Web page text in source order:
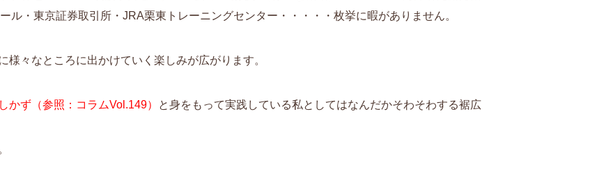
ル・東京証券取引所・JRA栗東トレーニングセンター・・・・・枚挙に暇がありません。
々なところに出かけていく楽しみが広がります。
ず（参照：コラムVol.149） と身をもって実践している私としてはなんだかそわそわする裾広